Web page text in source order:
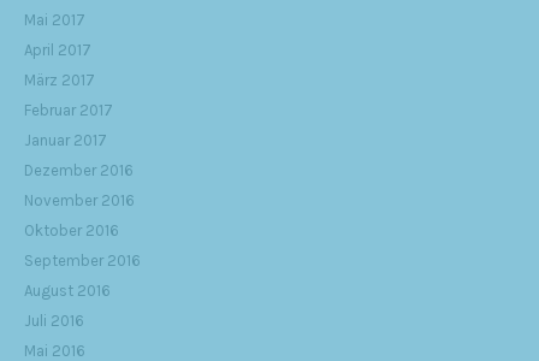
Mai 2017
April 2017
März 2017
Februar 2017
Januar 2017
Dezember 2016
November 2016
Oktober 2016
September 2016
August 2016
Juli 2016
Mai 2016